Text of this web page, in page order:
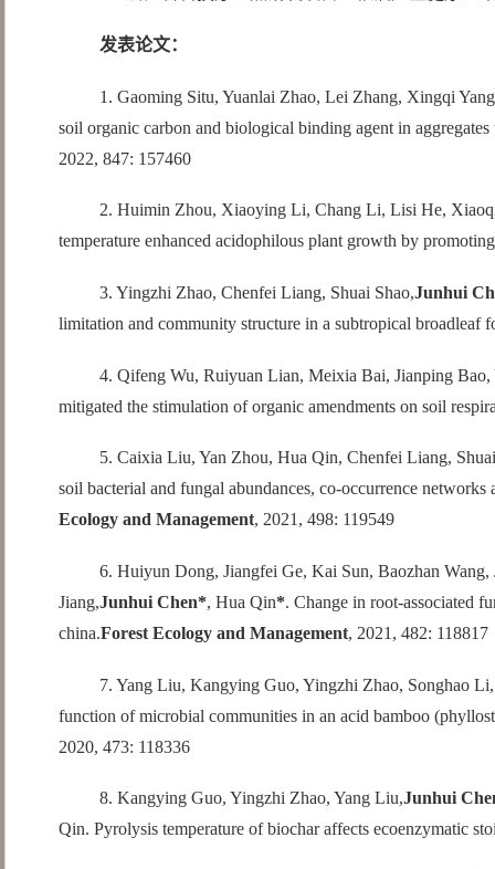
发表论文：
1. Gaoming Situ, Yuanlai Zhao, Lei Zhang, Xingqi
soil organic carbon and biological binding agent in
2022, 847: 157460
2. Huimin Zhou, Xiaoying Li, Chang Li, Lisi He,
temperature enhanced acidophilous plant growth by
3. Yingzhi Zhao, Chenfei Liang, Shuai Shao,Junhui
limitation and community structure in a subtropical broadleaf
4. Qifeng Wu, Ruiyuan Lian, Meixia Bai, Jianping
mitigated the stimulation of organic amendments on soil
5. Caixia Liu, Yan Zhou, Hua Qin, Chenfei Liang,
soil bacterial and fungal abundances, co-occurrence
Ecology and Management, 2021, 498: 119549
6. Huiyun Dong, Jiangfei Ge, Kai Sun, Baozhan
Jiang,Junhui Chen*, Hua Qin*. Change in root-associated
china.Forest Ecology and Management, 2021, 482: 118817
7. Yang Liu, Kangying Guo, Yingzhi Zhao, Songhao
function of microbial communities in an acid bamboo
2020, 473: 118336
8. Kangying Guo, Yingzhi Zhao, Yang Liu,Junhui
Qin. Pyrolysis temperature of biochar affects ecoenzymatic